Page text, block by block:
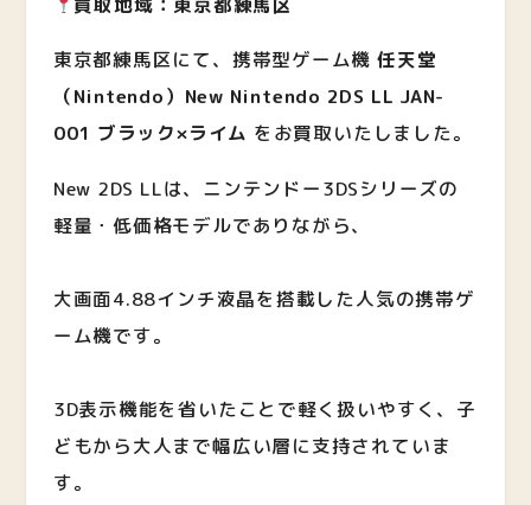
東京都練馬区にて、携帯型ゲーム機 任天堂
（Nintendo）New Nintendo 2DS LL JAN-
001 ブラック×ライム をお買取いたしました。
New 2DS LLは、ニンテンドー3DSシリーズの
軽量・低価格モデルでありながら、
大画面4.88インチ液晶を搭載した人気の携帯ゲ
ーム機です。
3D表示機能を省いたことで軽く扱いやすく、子
どもから大人まで幅広い層に支持されていま
す。